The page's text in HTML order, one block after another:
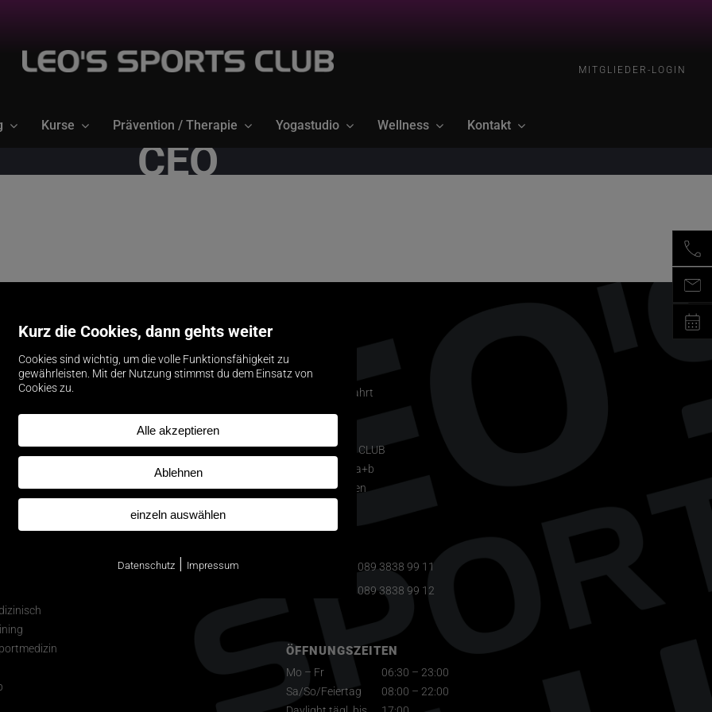
MITGLIEDER-LOGIN
Kurse Prävention / Therapie Yogastudio Wellness Kontakt
CEO
| Kurse
YOGASTUDIO
Pilates
Health & Mind | Kurse
WELLNESS
Sauna
Dampfbad
KONTAKT
Kontakt / Anfahrt
Mitgliedschaft
LEO’S SPORTS CLUB
Leopoldstr. 11a+b
80802 München
info@leos.tv
089 3838 99 11
089 3838 99 12
ÖFFNUNGSZEITEN
Mo – Fr
06:30 – 23:00
Sa/So/Feiertag
08:00 – 22:00
Kurz die Cookies, dann gehts weiter
Cookies sind wichtig, um die volle Funktionsfähigkeit zu
gewährleisten. Mit der Nutzung stimmst du dem Einsatz von
Cookies zu.
Alle akzeptieren
Ablehnen
einzeln auswählen
Datenschutz| Impressum